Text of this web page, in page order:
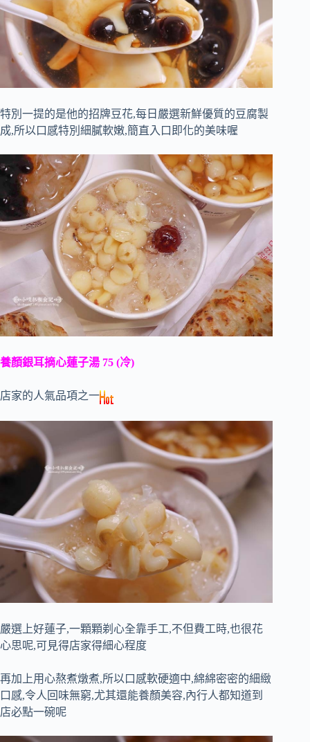
特別一提的是他的招牌豆花,每日嚴選新鮮優質的豆腐製
成,所以口感特別細膩軟嫩,簡直入口即化的美味喔
養顏銀耳摘心蓮子湯 75 (冷)
店家的人氣品項之一
嚴選上好蓮子,一顆顆剃心全靠手工,不但費工時,也很花
心思呢,可見得店家得細心程度
再加上用心熬煮燉煮,所以口感軟硬適中,綿綿密密的細緻
口感,令人回味無窮,尤其還能養顏美容,內行人都知道到
店必點一碗呢